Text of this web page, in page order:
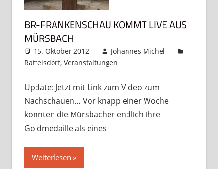
BR-FRANKENSCHAU KOMMT LIVE AUS
MÜRSBACH
15. Oktober 2012
Johannes Michel
Rattelsdorf, Veranstaltungen
Update: Jetzt mit Link zum Video zum
Nachschauen… Vor knapp einer Woche
konnten die Mürsbacher endlich ihre
Goldmedaille als eines
Weiterlesen